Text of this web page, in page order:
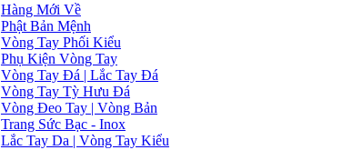
Hàng Mới Về
Phật Bản Mệnh
Vòng Tay Phối Kiểu
Phụ Kiện Vòng Tay
Vòng Tay Đá | Lắc Tay Đá
Vòng Tay Tỳ Hưu Đá
Vòng Đeo Tay | Vòng Bản
Trang Sức Bạc - Inox
Lắc Tay Da | Vòng Tay Kiểu